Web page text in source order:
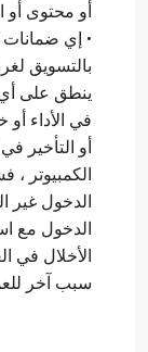
أو محتوى أو
• إي ضمانات
بالتسويق
ينطق على
في الأداء
أو التأخير
الكمبيوتر ،
الدخول غير
الدخول مع
الأخلال في
سبب آخر